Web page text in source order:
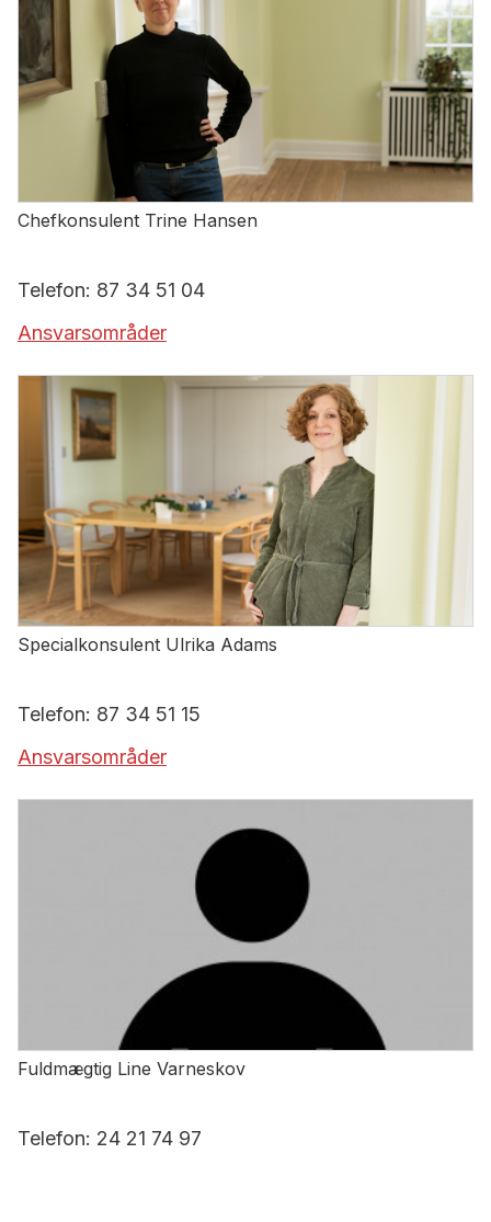
Chefkonsulent Trine Hansen
Telefon: 87 34 51 04
Ansvarsområder
Specialkonsulent Ulrika Adams
Telefon: 87 34 51 15
Ansvarsområder
Fuldmægtig Line Varneskov
Telefon: 24 21 74 97